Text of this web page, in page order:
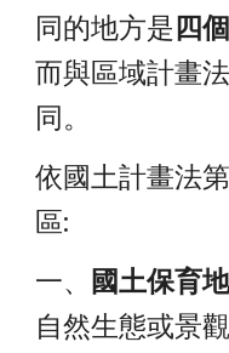
同的地方是 四
而與區域計畫
同。
依國土計畫法
區:
一、
國土保育
自然生態或景